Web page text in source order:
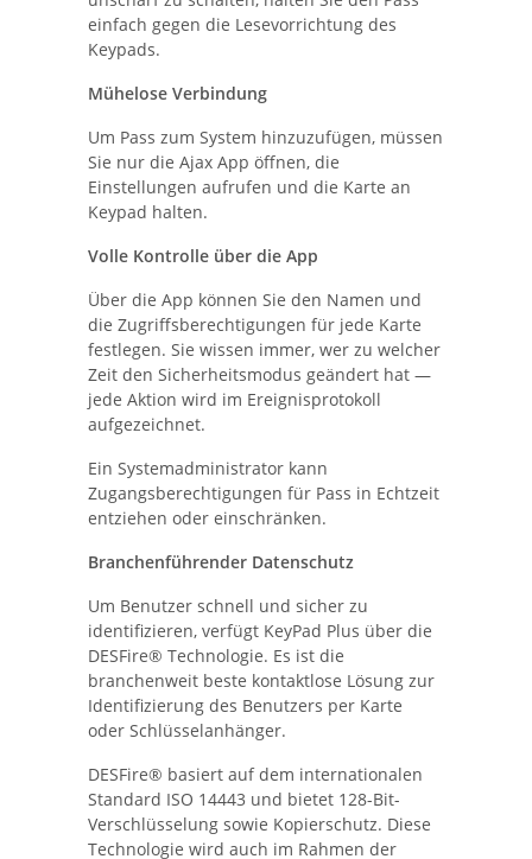
einfach gegen die Lesevorrichtung des
Keypads.
Mühelose Verbindung
Um Pass zum System hinzuzufügen, müssen
Sie nur die Ajax App öffnen, die
Einstellungen aufrufen und die Karte an
Keypad halten.
Volle Kontrolle über die App
Über die App können Sie den Namen und
die Zugriffsberechtigungen für jede Karte
festlegen. Sie wissen immer, wer zu welcher
Zeit den Sicherheitsmodus geändert hat —
jede Aktion wird im Ereignisprotokoll
aufgezeichnet.
Ein Systemadministrator kann
Zugangsberechtigungen für Pass in Echtzeit
entziehen oder einschränken.
Branchenführender Datenschutz
Um Benutzer schnell und sicher zu
identifizieren, verfügt KeyPad Plus über die
DESFire® Technologie. Es ist die
branchenweit beste kontaktlose Lösung zur
Identifizierung des Benutzers per Karte
oder Schlüsselanhänger.
DESFire® basiert auf dem internationalen
Standard ISO 14443 und bietet 128-Bit-
Verschlüsselung sowie Kopierschutz. Diese
Technologie wird auch im Rahmen der